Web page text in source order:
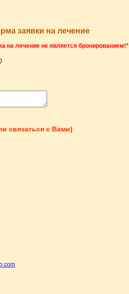
заявки на лечение
на лечение не является бронированием!*
)
связаться с Вами)